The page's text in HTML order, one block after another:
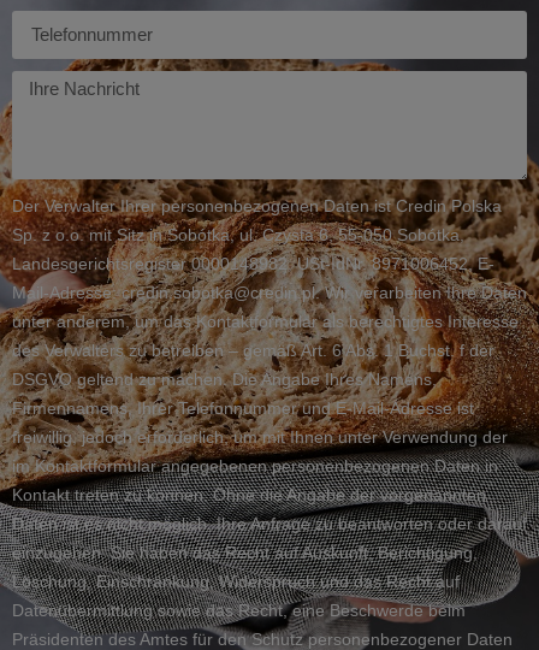
Telefon
Twoja
wiadomość
Der Verwalter Ihrer personenbezogenen Daten ist Credin Polska
Sp. z o.o. mit Sitz in Sobótka, ul. Czysta 6, 55-050 Sobótka,
Landesgerichtsregister 0000148982, USt-IdNr. 8971006452, E-
Mail-Adresse: credin.sobotka@credin.pl. Wir verarbeiten Ihre Daten
unter anderem, um das Kontaktformular als berechtigtes Interesse
des Verwalters zu betreiben – gemäß Art. 6 Abs. 1 Buchst. f der
DSGVO geltend zu machen. Die Angabe Ihres Namens,
Firmennamens, Ihrer Telefonnummer und E-Mail-Adresse ist
freiwillig, jedoch erforderlich, um mit Ihnen unter Verwendung der
im Kontaktformular angegebenen personenbezogenen Daten in
Kontakt treten zu können. Ohne die Angabe der vorgenannten
Daten ist es nicht möglich, Ihre Anfrage zu beantworten oder darauf
einzugehen. Sie haben das Recht auf Auskunft, Berichtigung,
Löschung, Einschränkung, Widerspruch und das Recht auf
Datenübermittlung sowie das Recht, eine Beschwerde beim
Präsidenten des Amtes für den Schutz personenbezogener Daten